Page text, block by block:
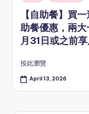
in
【自助餐】買
助餐優惠，兩
月31日或之前
按此瀏覽
April 13, 2026